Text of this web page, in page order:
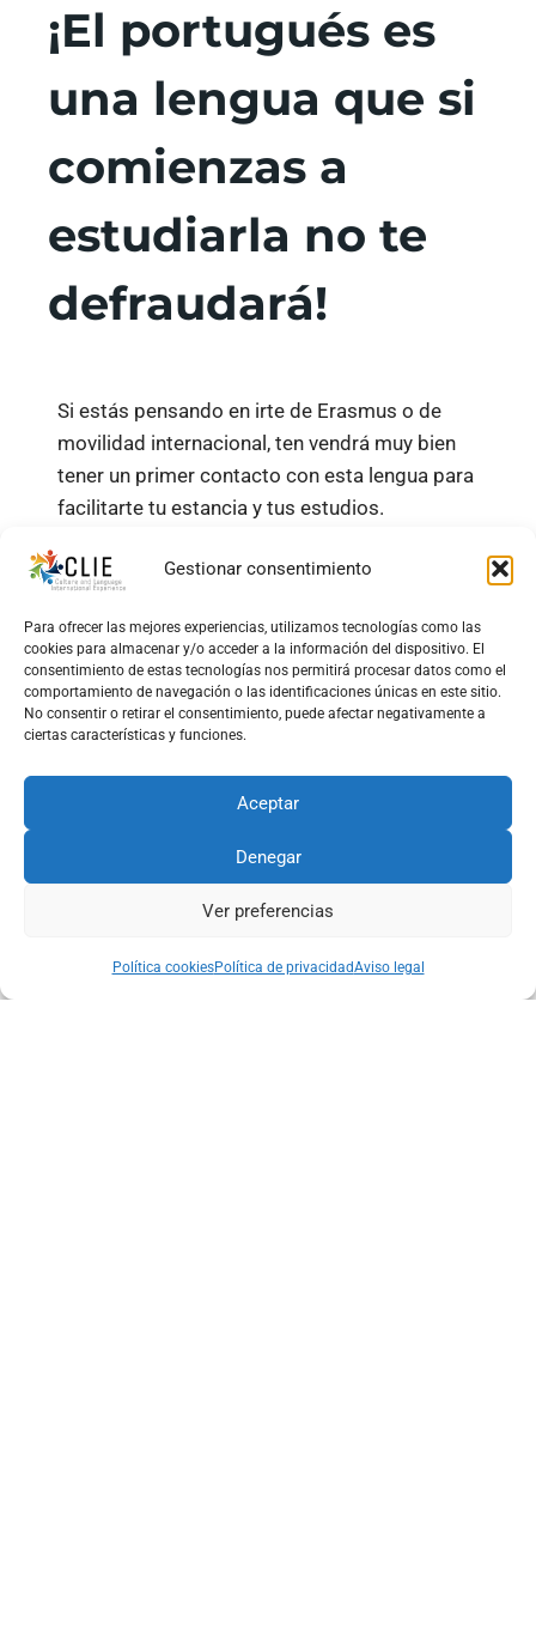
Gestionar consentimiento
Para ofrecer las mejores experiencias, utilizamos tecnologías como las
cookies para almacenar y/o acceder a la información del dispositivo. El
consentimiento de estas tecnologías nos permitirá procesar datos como el
comportamiento de navegación o las identificaciones únicas en este sitio.
No consentir o retirar el consentimiento, puede afectar negativamente a
ciertas características y funciones.
Aceptar
Denegar
Ver preferencias
Política cookiesPolítica de privacidadAviso legal
¡El portugués es
una lengua que si
comienzas a
estudiarla no te
defraudará!
Si estás pensando en irte de Erasmus o de
movilidad internacional, ten vendrá muy bien
tener un primer contacto con esta lengua para
facilitarte tu estancia y tus estudios.
Ofrecemos cursos de portugués general, del
intensivas y extensivas.
¡En breve encontrarás nuestra oferta de cursos
nuestras redes sociales!